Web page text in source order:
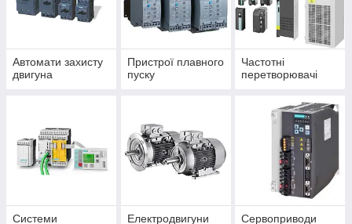
Автомати захисту
двигуна
Пристрої плавного
пуску
Частотні
перетворювачі
Системи
Електродвигуни Сервоприводи